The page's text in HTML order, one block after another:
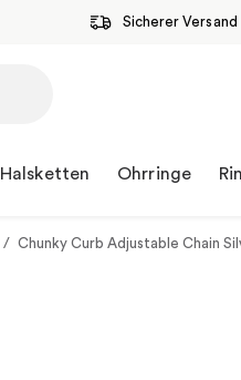
Sicherer Versand
Halsketten Ohrringe
/ Chunky Curb Adjustable Chain